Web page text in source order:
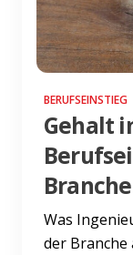
BERUFSEINSTIEG
Gehalt
Branche
Was
der Branche